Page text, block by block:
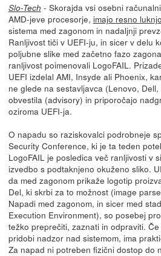
Slo-Tech - Skorajda vsi osebni
AMD-jeve procesorje, imajo resno luknjo
sistema med zagonom in nadaljnji
Ranljivost tiči v UEFI-ju, in sicer v delu
poljubne slike med začetno fazo
ranljivost poimenovali LogoFAIL.
UEFI izdelal AMI, Insyde ali Phoenix,
ne glede na sestavljavca (Lenovo,
obvestila (advisory) in priporočajo
oziroma UEFI-ja.
O napadu so raziskovalci podrobneje
Security Conference, ki je ta teden
LogoFAIL je posledica več ranljivosti v
izvedbo s podtaknjeno okuženo sliko.
da med zagonom prikaže logotip
Del, ki skrbi za to možnost (image
Napadi med zagonom, in sicer med
Execution Environment), so posebej
težko preprečiti, zaznati in odpraviti.
pridobi nadzor nad sistemom, ima
Za napad ni potreben fizični dostop do